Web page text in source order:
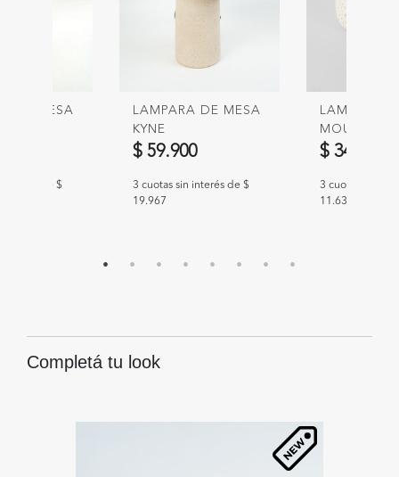
DE MESA
interés de $
LAMPARA DE MESA
KYNE
$ 59.900
3 cuotas sin interés de $
19.967
LAMPARA
MOULINS7
$ 34.900
3 cuotas sin
11.633
Completá tu look